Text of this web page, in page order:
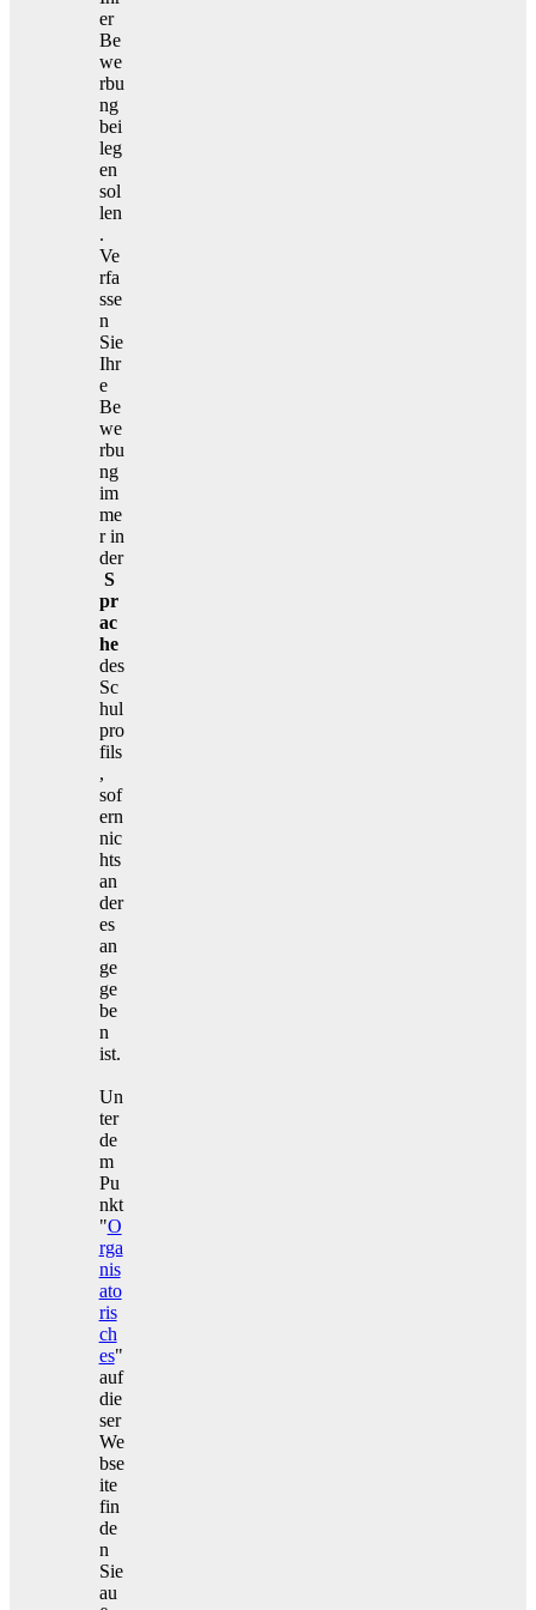
er
Be
we
rbu
ng
bei
leg
en
sol
len
.
Ve
rfa
sse
n
Sie
Ihr
e
Be
we
rbu
ng
im
me
r in
der
S
pr
ac
he
des
Sc
hul
pro
fils
,
sof
ern
nic
hts
an
der
es
an
ge
ge
be
n
ist.
Un
ter
de
m
Pu
nkt
"O
rga
nis
ato
ris
ch
es"
auf
die
ser
We
bse
ite
fin
de
n
Sie
au